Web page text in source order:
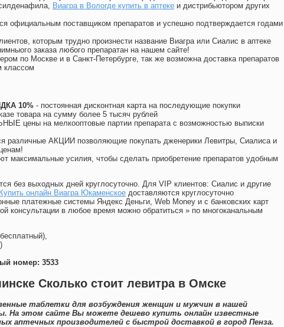
, Виагра в Вологде купить в аптеке и дистрибьютором других
официальным поставщиком препаратов и успешно подтверждается годами
которым трудно произнести название Виагра или Сиалис в аптеке
заказа любого препаратан на нашем сайте!
по Москве и в Санкт-Петербурге, так же возможна доставка препаратов
классом
10% - постоянная дисконтная карта на последующие покупки
товара на сумму более 5 тысяч рублей
цены на мелкооптовые партии препарата с возможностью выписки
различные АКЦИИ позволяющие покупать дженерики Левитры, Сиалиса и
максимальные усилия, чтобы сделать приобретение препаратов удобным
без выходных дней круглосуточно. Для VIP клиентов: Сиалис и другие
Купить онлайн Виагра Юкаменское доставляются круглосуточно
платежные системы Яндекс Деньги, Web Money и с банковских карт
консультации в любое время можно обратиться » по многоканальным
номер: 3533
Сколько стоит левитра в Омске
таблетки для возбуждения женщин и мужчин в нашей
На этом сайте Вы можете дешево купить онлайн известные
аптечных производителей с быстрой доставкой в город Пенза.